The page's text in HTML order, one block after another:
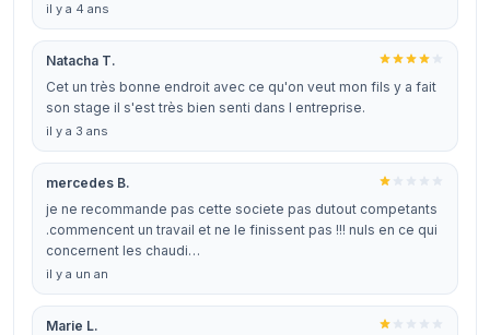
il y a 4 ans
Natacha T.
Cet un très bonne endroit avec ce qu'on veut mon fils y a fait
son stage il s'est très bien senti dans l entreprise.
il y a 3 ans
mercedes B.
je ne recommande pas cette societe pas dutout competants
.commencent un travail et ne le finissent pas !!! nuls en ce qui
concernent les chaudi…
il y a un an
Marie L.